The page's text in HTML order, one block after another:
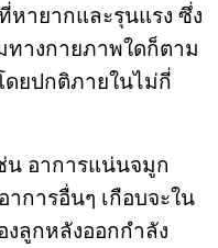
หายากและรุนแรง ซึ่ง
างกายภาพใดก็ตาม
ยปกติภายในไม่กี่
น อาการแน่นจมูก
การอื่นๆ เกือบจะใน
ลูกหลังออกกำลัง